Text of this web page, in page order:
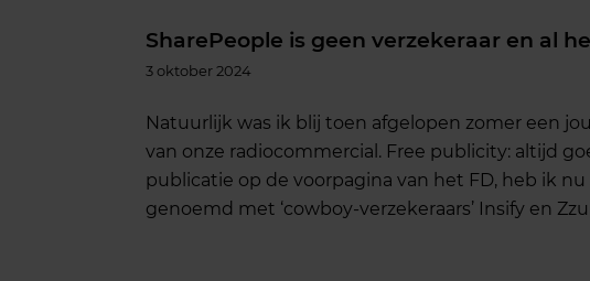
SharePeople is geen verzekeraar en al
3 oktober 2024
Natuurlijk was ik blij toen afgelopen zomer een
van onze radiocommercial. Free publicity: altijd
publicatie op de voorpagina van het FD, heb ik
genoemd met ‘cowboy-verzekeraars’ Insify en